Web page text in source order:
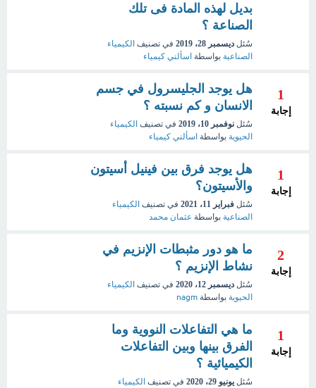
بديل لهذه المادة فى تلك
الصناعة ؟
سُئل ديسمبر 28، 2019 في تصنيف الكيمياء
الصناعية بواسطة اسألني كيمياء
1
إجابة
هل يوجد الجليسرول في جسم
الانسان و كم نسبته ؟
سُئل نوفمبر 10، 2019 في تصنيف الكيمياء
الحيوية بواسطة اسألني كيمياء
1
إجابة
هل يوجد فرق بين فينيل أسيتون
والأسيتون؟
سُئل فبراير 11، 2021 في تصنيف الكيمياء
الصناعية بواسطة عثمان محمد
2
إجابة
ما هو دور مثبطات الإنزيم في
نشاط الإنزيم ؟
سُئل ديسمبر 12، 2020 في تصنيف الكيمياء
الحيوية بواسطة nagm
1
إجابة
ما هي التفاعلات النووية وما
الفرق بينها وبين التفاعلات
الكيميائية ؟
سُئل يونيو 29، 2020 في تصنيف الكيمياء